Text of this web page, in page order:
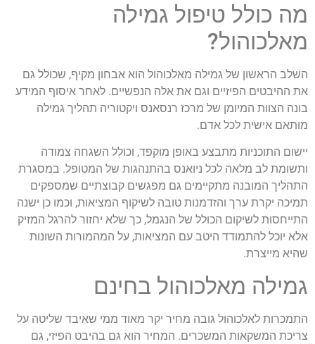
מה כולל טיפול גמילה
מאלכוהול?
השלב הראשון של גמילה מאלכוהול הוא אבחון מקיף, שכולל גם
את ההיבטים הפיזיים וגם את אלה הנפשיים. לאחר איסוף המידע
בונה הצוות המיומן של מרכז רנסאנס ויקטוריה תהליך גמילה
מותאם אישית לכל אדם.
יישום התוכניות מתבצע באופן מוקפד, וכולל השגחה צמודה
ותשומת לב מלאה לכל ניואנס בהתנהגות של המטופל. במסגרת
התהליך המובנה מתקיימים גם מפגשים קבוצתיים שמספקים
תמיכה יקרת ערך והזדמנות טובה לשיקוף המציאות, וכמו כן ישנה
התייחסות לשיקום הכולל של הנגמל, כך שלא יחזור להרגל המזיק
אלא יוכל להתמודד היטב עם המציאות, על המהמורות השונות
שהיא מייצרת.
גמילה מאלכוהול בחינם
התמכרות לאלכוהול גובה מחיר יקר מאוד ממי שאיבד שליטה על
צריכת המשקאות המשכרים. המחיר הוא גם בהיבט הפיזי, גם